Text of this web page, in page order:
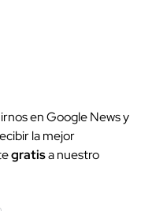
en Google News y
la mejor
gratisa nuestro